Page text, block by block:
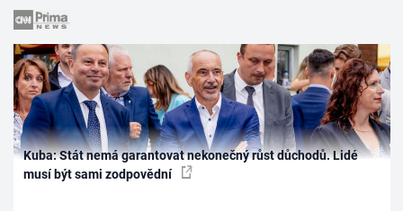
Kuba: Stát nemá garantovat nekonečný růst důchodů. Lidé
musí být sami zodpovědní